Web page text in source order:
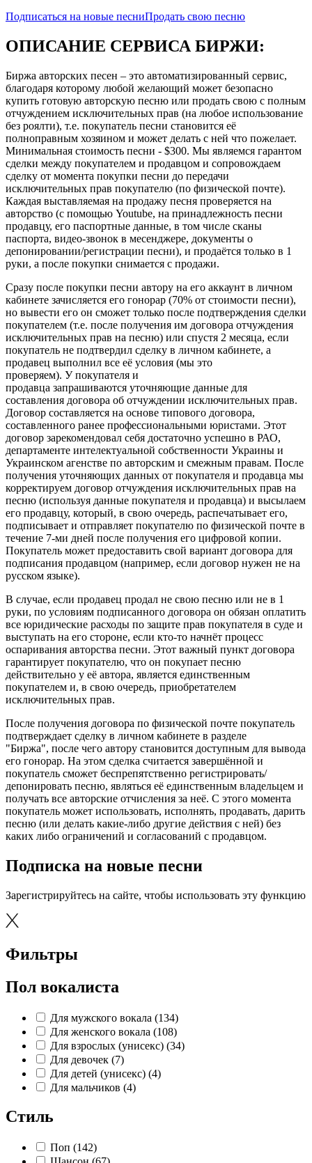
Подписаться на новые песниПродать свою песню
ОПИСАНИЕ СЕРВИСА БИРЖИ:
Биржа авторских песен – это автоматизированный сервис,
благодаря которому любой желающий может безопасно
купить готовую авторскую песню или продать свою с полным
отчуждением исключительных прав (на любое использование
без роялти), т.е. покупатель песни становится её
полноправным хозяином и может делать с ней что пожелает.
Минимальная стоимость песни - $300. Мы являемся гарантом
сделки между покупателем и продавцом и сопровождаем
сделку от момента покупки песни до передачи
исключительных прав покупателю (по физической почте).
Каждая выставляемая на продажу песня проверяется на
авторство (с помощью Youtube, на принадлежность песни
продавцу, его паспортные данные, в том числе сканы
паспорта, видео-звонок в месенджере, документы о
депонировании/регистрации песни), и продаётся только в 1
руки, а после покупки снимается с продажи.
Сразу после покупки песни автору на его аккаунт в личном
кабинете зачисляется его гонорар (70% от стоимости песни),
но вывести его он сможет только после подтверждения сделки
покупателем (т.е. после получения им договора отчуждения
исключительных прав на песню) или спустя 2 месяца, если
покупатель не подтвердил сделку в личном кабинете, а
продавец выполнил все её условия (мы это
проверяем). У покупателя и
продавца запрашиваются уточняющие данные для
составления договора об отчуждении исключительных прав.
Договор составляется на основе типового договора,
составленного ранее профессиональными юристами. Этот
договор зарекомендовал себя достаточно успешно в РАО,
департаменте интелектуальной собственности Украины и
Украинском агенстве по авторским и смежным правам. После
получения уточняющих данных от покупателя и продавца мы
корректируем договор отчуждения исключительных прав на
песню (используя данные покупателя и продавца) и высылаем
его продавцу, который, в свою очередь, распечатывает его,
подписывает и отправляет покупателю по физической почте в
течение 7-ми дней после получения его цифровой копии.
Покупатель может предоставить свой вариант договора для
подписания продавцом (например, если договор нужен не на
русском языке).
В случае, если продавец продал не свою песню или не в 1
руки, по условиям подписанного договора он обязан оплатить
все юридические расходы по защите прав покупателя в суде и
выступать на его стороне, если кто-то начнёт процесс
оспаривания авторства песни. Этот важный пункт договора
гарантирует покупателю, что он покупает песню
действительно у её автора, является единственным
покупателем и, в свою очередь, приобретателем
исключительных прав.
После получения договора по физической почте покупатель
подтверждает сделку в личном кабинете в разделе
"Биржа", после чего автору становится доступным для вывода
его гонорар. На этом сделка считается завершённой и
покупатель сможет беспрепятственно регистрировать/
депонировать песню, являться её единственным владельцем и
получать все авторские отчисления за неё. С этого момента
покупатель может использовать, исполнять, продавать, дарить
песню (или делать какие-либо другие действия с ней) без
каких либо ограничений и согласований с продавцом.
Подписка на новые песни
Зарегистрируйтесь на сайте, чтобы использовать эту функцию
Фильтры
Пол вокалиста
Для мужского вокала (134)
Для женского вокала (108)
Для взрослых (унисекс) (34)
Для девочек (7)
Для детей (унисекс) (4)
Для мальчиков (4)
Стиль
Поп (142)